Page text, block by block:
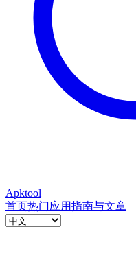
Apktool
首页热门应用指南与文章